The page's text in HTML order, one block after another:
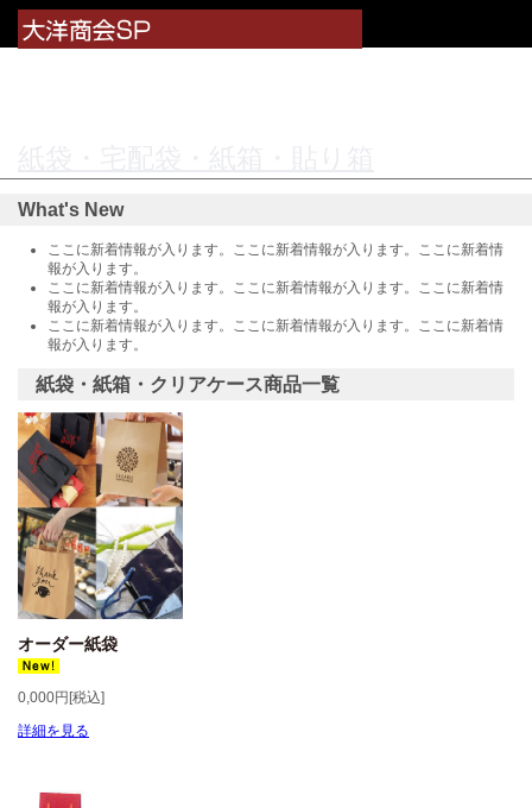
What's New
ここに新着情報が入ります。ここに新着情報が入ります。ここに新着情
報が入ります。
ここに新着情報が入ります。ここに新着情報が入ります。ここに新着情
報が入ります。
ここに新着情報が入ります。ここに新着情報が入ります。ここに新着情
報が入ります。
紙袋・紙箱・クリアケース商品一覧
オーダー紙袋
0,000円[税込]
詳細を見る